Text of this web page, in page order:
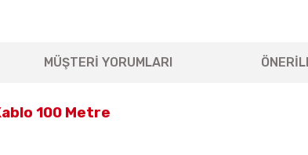
MÜŞTERİ YORUMLARI
100 Metre